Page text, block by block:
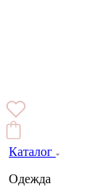
Каталог
Одежда